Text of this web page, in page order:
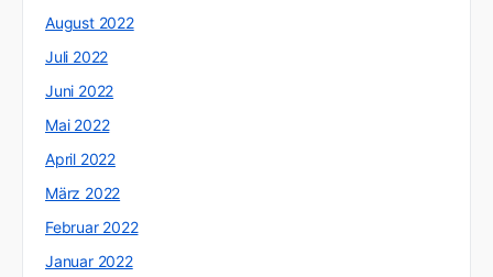
August 2022
Juli 2022
Juni 2022
Mai 2022
April 2022
März 2022
Februar 2022
Januar 2022